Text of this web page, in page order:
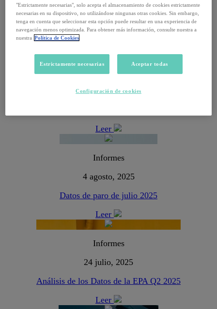
14 julio, 2026
Informe Trimestral Adecco Absentismo · T4
Informes
2 septiembre, 2025
Leer
Informes
4 agosto, 2025
Datos de paro de julio 2025
Leer
Informes
24 julio, 2025
Análisis de los Datos de la EPA Q2 2025
Leer
"Estrictamente necesarias", solo acepta el almacenamiento de cookies estrictamente
necesarias en su dispositivo, no utilizándose ningunas otras cookies. Sin embargo,
tenga en cuenta que seleccionar esta opción puede resultar en una experiencia de
navegación menos optimizada. Para obtener más información, consulte nuestra a
nuestra Política de Cookies
Estrictamente necesarias Aceptar todas
Configuración de cookies